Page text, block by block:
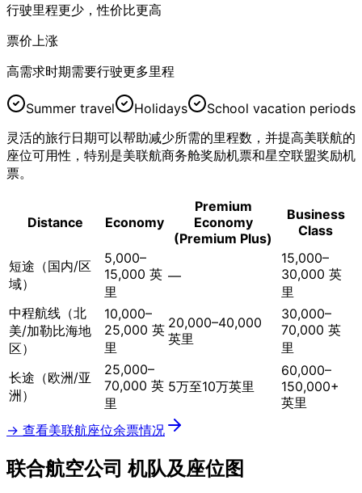
行驶里程更少，性价比更高
票价上涨
高需求时期需要行驶更多里程
Summer travel Holidays
School vacation periods
灵活的旅行日期可以帮助减少所需的里程数，并提高美联航的
座位可用性，特别是美联航商务舱奖励机票和星空联盟奖励机
票。
Distance Economy
Premium
Economy
(Premium Plus)
Business
Class
短途（国内/区
域）
5,000–
15,000 英
里
—
15,000–
30,000 英
里
中程航线（北
美/加勒比海地
区）
10,000–
25,000 英
里
20,000–40,000
英里
30,000–
70,000 英
里
长途（欧洲/亚
洲）
25,000–
70,000 英
里
5万至10万英里
60,000–
150,000+
英里
→ 查看美联航座位余票情况
联合航空公司 机队及座位图